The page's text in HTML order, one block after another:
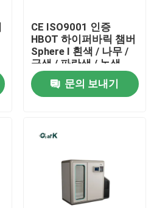
CE ISO9001 인증
HBOT 하이퍼바릭 챔버
Sphere I 흰색 / 나무 /
금색 / 파란색 / 녹색
문의 보내기